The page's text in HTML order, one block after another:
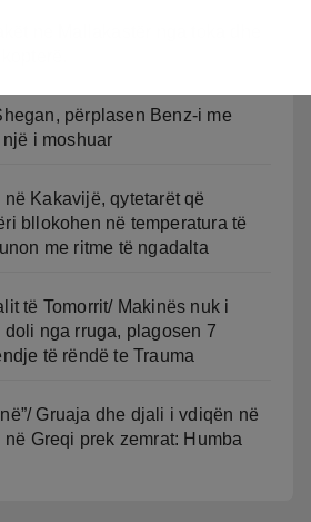
përplasen Benz-i me
i moshuar
Kakavijë, qytetarët që
bllokohen në temperatura të
me ritme të ngadalta
të Tomorrit/ Makinës nuk i
nga rruga, plagosen 7
të rëndë te Trauma
Gruaja dhe djali i vdiqën në
Greqi prek zemrat: Humba